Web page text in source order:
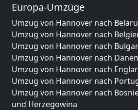
Europa-Umzüge
Umzug von Hannover nach
Umzug von Hannover nach
Umzug von Hannover nach
Umzug von Hannover nach
Umzug von Hannover nach
Umzug von Hannover nach
Umzug von Hannover nach
und Herzegowina